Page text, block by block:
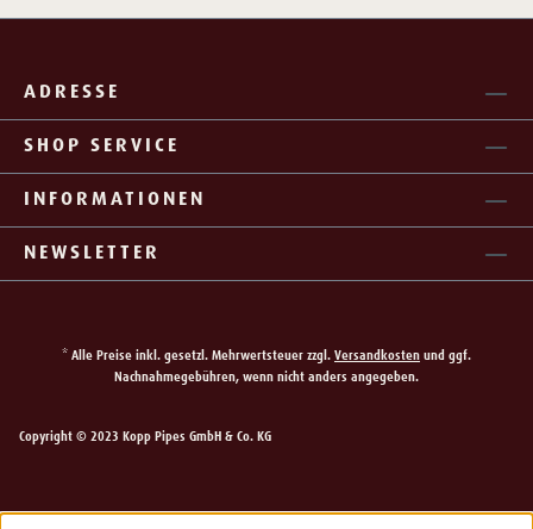
ADRESSE
SHOP SERVICE
INFORMATIONEN
NEWSLETTER
* Alle Preise inkl. gesetzl. Mehrwertsteuer zzgl. Versandkosten und ggf.
Nachnahmegebühren, wenn nicht anders angegeben.
Copyright © 2023 Kopp Pipes GmbH & Co. KG